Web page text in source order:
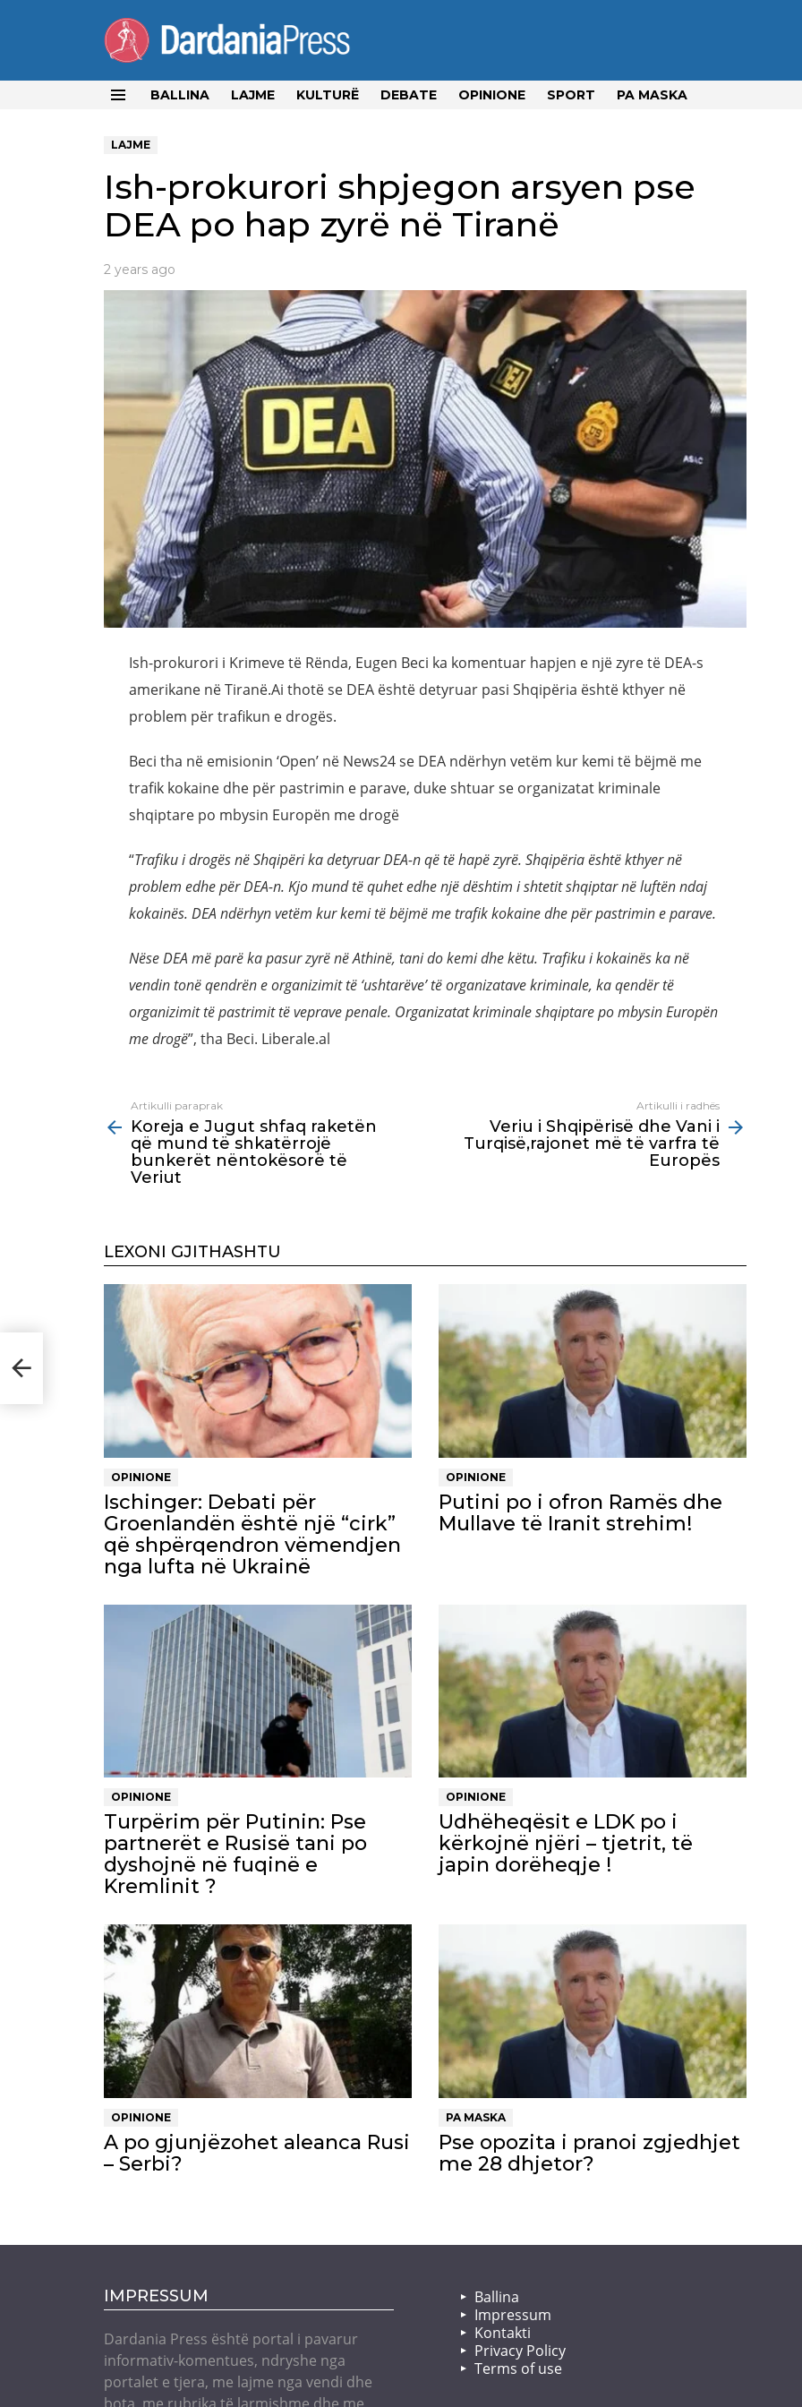
BALLINA LAJME KULTURË DEBATE OPINIONE SPORT PA MASKA
LAJME
Ish-prokurori shpjegon arsyen pse
DEA po hap zyrë në Tiranë
2 years ago
Ish-prokurori i Krimeve të Rënda, Eugen Beci ka komentuar hapjen e një zyre të DEA-s
amerikane në Tiranë.Ai thotë se DEA është detyruar pasi Shqipëria është kthyer në
problem për trafikun e drogës.
Beci tha në emisionin ‘Open’ në News24 se DEA ndërhyn vetëm kur kemi të bëjmë me
trafik kokaine dhe për pastrimin e parave, duke shtuar se organizatat kriminale
shqiptare po mbysin Europën me drogë
“Trafiku i drogës në Shqipëri ka detyruar DEA-n që të hapë zyrë. Shqipëria është kthyer në
problem edhe për DEA-n. Kjo mund të quhet edhe një dështim i shtetit shqiptar në luftën ndaj
kokainës. DEA ndërhyn vetëm kur kemi të bëjmë me trafik kokaine dhe për pastrimin e parave.
Nëse DEA më parë ka pasur zyrë në Athinë, tani do kemi dhe këtu. Trafiku i kokainës ka në
vendin tonë qendrën e organizimit të ‘ushtarëve’ të organizatave kriminale, ka qendër të
organizimit të pastrimit të veprave penale. Organizatat kriminale shqiptare po mbysin Europën
me drogë”, tha Beci. Liberale.al
more
Artikulli paraprak
Koreja e Jugut shfaq raketën
që mund të shkatërrojë
bunkerët nëntokësorë të
Veriut
Artikulli i radhës
Veriu i Shqipërisë dhe Vani i
Turqisë,rajonet më të varfra të
Europës
LEXONI GJITHASHTU
OPINIONE
Ischinger: Debati për
Groenlandën është një “cirk”
që shpërqendron vëmendjen
nga lufta në Ukrainë
OPINIONE
Putini po i ofron Ramës dhe
Mullave të Iranit strehim!
OPINIONE
Turpërim për Putinin: Pse
partnerët e Rusisë tani po
dyshojnë në fuqinë e
Kremlinit ?
OPINIONE
Udhëheqësit e LDK po i
kërkojnë njëri – tjetrit, të
japin dorëheqje !
OPINIONE
A po gjunjëzohet aleanca Rusi
– Serbi?
PA MASKA
Pse opozita i pranoi zgjedhjet
me 28 dhjetor?
IMPRESSUM
Dardania Press është portal i pavarur
informativ-komentues, ndryshe nga
portalet e tjera, me lajme nga vendi dhe
Ballina
Impressum
Kontakti
Privacy Policy
Terms of use